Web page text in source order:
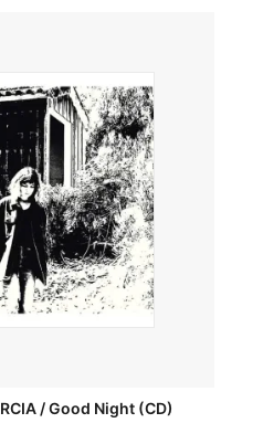
/ Good Night (CD)